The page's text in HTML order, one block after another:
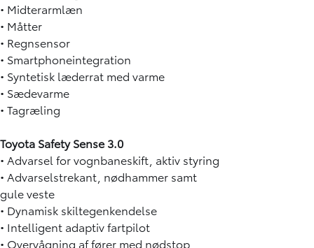
• Midterarmlæn
• Måtter
• Regnsensor
• Smartphoneintegration
• Syntetisk læderrat med varme
• Sædevarme
• Tagræling
Toyota Safety Sense 3.0
• Advarsel for vognbaneskift, aktiv styring
• Advarselstrekant, nødhammer samt
gule veste
• Dynamisk skiltegenkendelse
• Intelligent adaptiv fartpilot
• Overvågning af fører med nødstop